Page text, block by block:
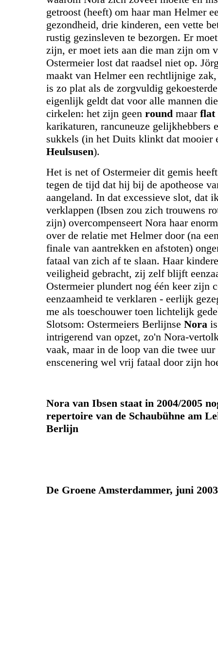
getroost (heeft) om haar man Helmer
gezondheid, drie kinderen, een vette
rustig gezinsleven te bezorgen. Er
zijn, er moet iets aan die man zijn om
Ostermeier lost dat raadsel niet op.
maakt van Helmer een rechtlijnige
is zo plat als de zorgvuldig
eigenlijk geldt dat voor alle mannen
cirkelen: het zijn geen round maar flat
karikaturen, rancuneuze gelijkhebbers
sukkels (in het Duits klinkt dat mooier
Heulsusen).
Het is net of Ostermeier dit gemis
tegen de tijd dat hij bij de apotheose
aangeland. In dat excessieve slot, dat
verklappen (Ibsen zou zich trouwens
zijn) overcompenseert Nora haar
over de relatie met Helmer door (na
finale van aantrekken en afstoten)
fataal van zich af te slaan. Haar
veiligheid gebracht, zij zelf blijft
Ostermeier plundert nog één keer zijn
eenzaamheid te verklaren - eerlijk
me als toeschouwer toen lichtelijk
Slotsom: Ostermeiers Berlijnse Nora
intrigerend van opzet, zo'n Nora-
vaak, maar in de loop van die twee uur
enscenering wel vrij fataal door zijn
Nora van Ibsen staat in 2004/2005
repertoire van de Schaubühne am
Berlijn
De Groene Amsterdammer, juni 2003